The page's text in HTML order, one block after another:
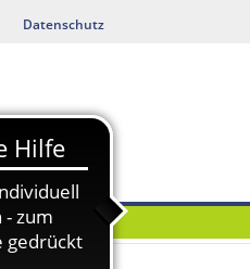
Datenschutz